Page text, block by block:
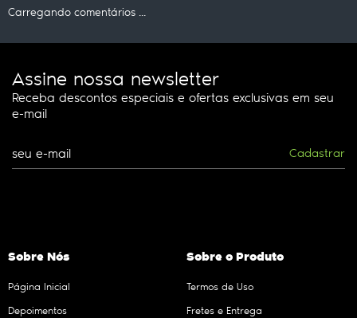
Carregando comentários ...
Assine nossa newsletter
Receba descontos especiais e ofertas exclusivas em seu
e-mail
Cadastrar
Sobre Nós
Página Inicial
Depoimentos
Sobre o Produto
Termos de Uso
Fretes e Entrega